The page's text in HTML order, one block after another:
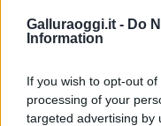
Galluraoggi.it - Do
Information
If you wish to opt-out
processing of your
targeted advertising by
amate